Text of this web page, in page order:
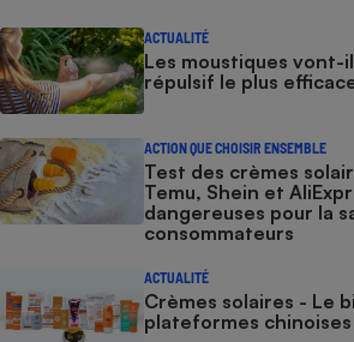
ACTUALITÉ
Les moustiques vont-
répulsif le plus
ACTION QUE CHOISIR ENSEMBLE
Test des crèmes
Temu, Shein et
dangereuses pour la
consommateurs
ACTUALITÉ
Crèmes solaires - Le
plateformes chinoises